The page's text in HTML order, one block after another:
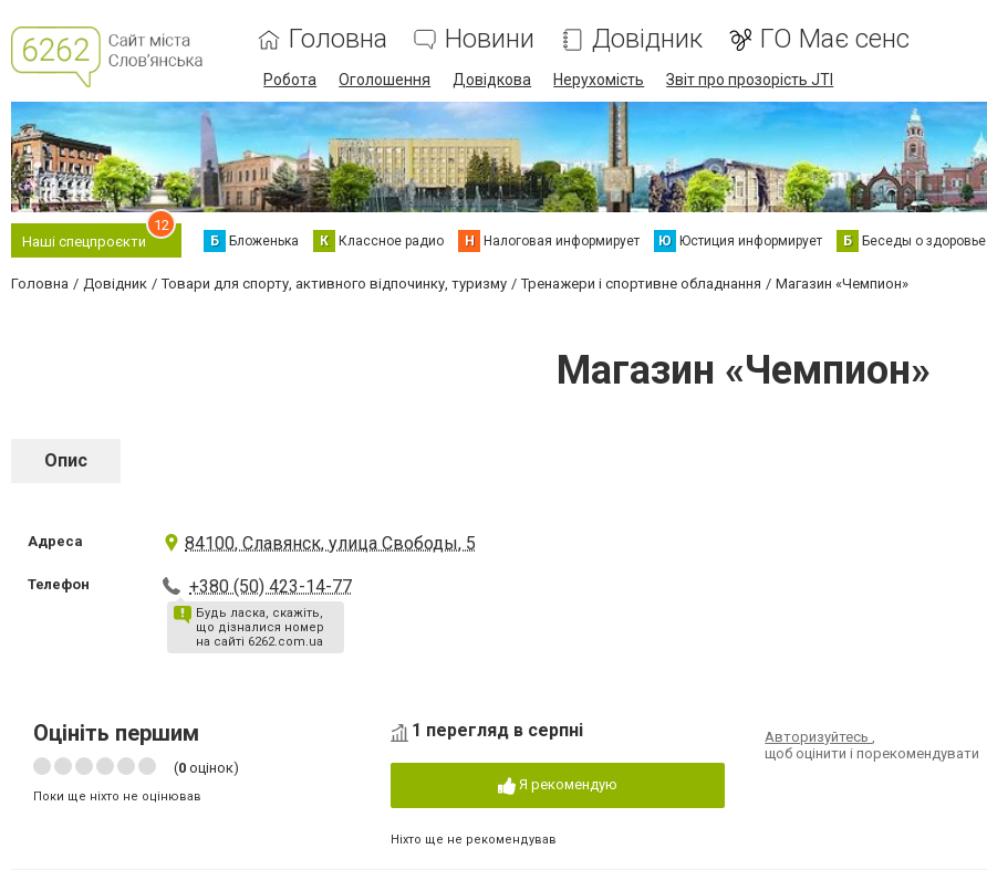
Головна Новини Довідник ГО Має сенс
Робота Оголошення Довідкова Нерухомість Звіт про прозорість JTI
Наші спецпроєкти
12
Б Бложенька К Классное радио Н Налоговая информирует Ю Юстиция информирует Б Беседы о здоровье
Головна Довідник Товари для спорту, активного відпочинку, туризму Тренажери і спортивне обладнання Магазин «Чемпион»
Магазин «Чемпион»
Опис
Адреса 84100, Славянск, улица Свободы, 5
Телефон +380 (50) 423-14-77
Будь ласка, скажіть,
що дізналися номер
на сайті 6262.com.ua
Оцініть першим
(0 оцінок)
Поки ще ніхто не оцінював
1 перегляд в серпні
Я рекомендую
Ніхто ще не рекомендував
Авторизуйтесь,
щоб оцінити і порекомендувати